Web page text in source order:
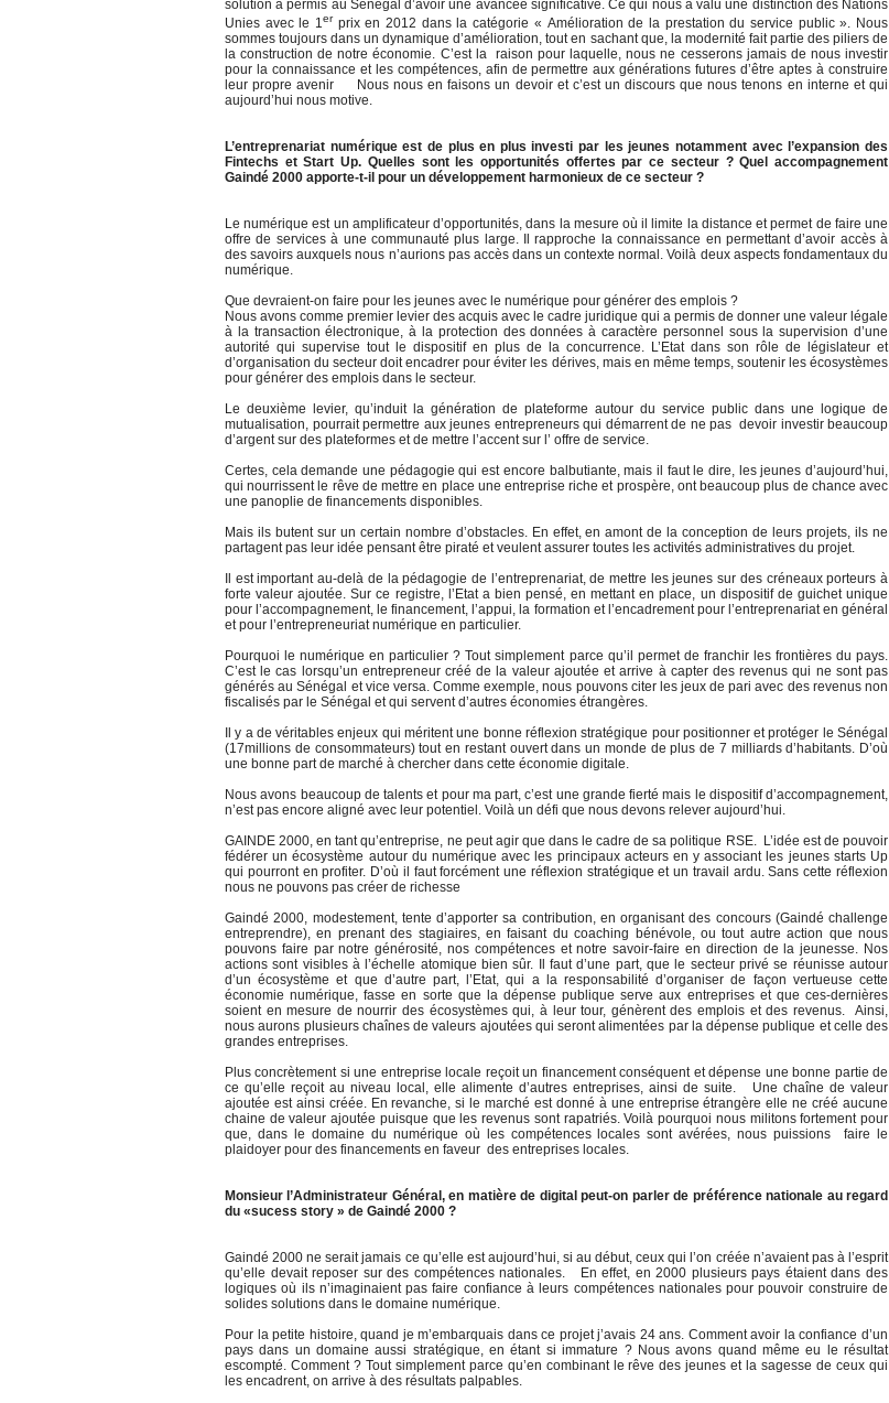
solution a permis au Sénégal d’avoir une avancée significative. Ce qui nous a valu une distinction des Nations
Unies avec le 1erprix en 2012 dans la catégorie « Amélioration de la prestation du service public ». Nous
sommes toujours dans un dynamique d’amélioration, tout en sachant que, la modernité fait partie des piliers de
la construction de notre économie. C’est la raison pour laquelle, nous ne cesserons jamais de nous investir
pour la connaissance et les compétences, afin de permettre aux générations futures d’être aptes à construire
leur propre avenir Nous nous en faisons un devoir et c’est un discours que nous tenons en interne et qui
aujourd’hui nous motive.
L’entreprenariat numérique est de plus en plus investi par les jeunes notamment avec l’expansion des
Fintechs et Start Up. Quelles sont les opportunités offertes par ce secteur ? Quel accompagnement
Gaindé 2000 apporte-t-il pour un développement harmonieux de ce secteur ?
Le numérique est un amplificateur d’opportunités, dans la mesure où il limite la distance et permet de faire une
offre de services à une communauté plus large. Il rapproche la connaissance en permettant d’avoir accès à
des savoirs auxquels nous n’aurions pas accès dans un contexte normal. Voilà deux aspects fondamentaux du
numérique.
Que devraient-on faire pour les jeunes avec le numérique pour générer des emplois ?
Nous avons comme premier levier des acquis avec le cadre juridique qui a permis de donner une valeur légale
à la transaction électronique, à la protection des données à caractère personnel sous la supervision d’une
autorité qui supervise tout le dispositif en plus de la concurrence. L’Etat dans son rôle de législateur et
d’organisation du secteur doit encadrer pour éviter les dérives, mais en même temps, soutenir les écosystèmes
pour générer des emplois dans le secteur.
Le deuxième levier, qu’induit la génération de plateforme autour du service public dans une logique de
mutualisation, pourrait permettre aux jeunes entrepreneurs qui démarrent de ne pas devoir investir beaucoup
d’argent sur des plateformes et de mettre l’accent sur l’ offre de service.
Certes, cela demande une pédagogie qui est encore balbutiante, mais il faut le dire, les jeunes d’aujourd’hui,
qui nourrissent le rêve de mettre en place une entreprise riche et prospère, ont beaucoup plus de chance avec
une panoplie de financements disponibles.
Mais ils butent sur un certain nombre d’obstacles. En effet, en amont de la conception de leurs projets, ils ne
partagent pas leur idée pensant être piraté et veulent assurer toutes les activités administratives du projet.
Il est important au-delà de la pédagogie de l’entreprenariat, de mettre les jeunes sur des créneaux porteurs à
forte valeur ajoutée. Sur ce registre, l’Etat a bien pensé, en mettant en place, un dispositif de guichet unique
pour l’accompagnement, le financement, l’appui, la formation et l’encadrement pour l’entreprenariat en général
et pour l’entrepreneuriat numérique en particulier.
Pourquoi le numérique en particulier ? Tout simplement parce qu’il permet de franchir les frontières du pays.
C’est le cas lorsqu’un entrepreneur créé de la valeur ajoutée et arrive à capter des revenus qui ne sont pas
générés au Sénégal et vice versa. Comme exemple, nous pouvons citer les jeux de pari avec des revenus non
fiscalisés par le Sénégal et qui servent d’autres économies étrangères.
Il y a de véritables enjeux qui méritent une bonne réflexion stratégique pour positionner et protéger le Sénégal
(17millions de consommateurs) tout en restant ouvert dans un monde de plus de 7 milliards d’habitants. D’où
une bonne part de marché à chercher dans cette économie digitale.
Nous avons beaucoup de talents et pour ma part, c’est une grande fierté mais le dispositif d’accompagnement,
n’est pas encore aligné avec leur potentiel. Voilà un défi que nous devons relever aujourd’hui.
GAINDE 2000, en tant qu’entreprise, ne peut agir que dans le cadre de sa politique RSE. L’idée est de pouvoir
fédérer un écosystème autour du numérique avec les principaux acteurs en y associant les jeunes starts Up
qui pourront en profiter. D’où il faut forcément une réflexion stratégique et un travail ardu. Sans cette réflexion
nous ne pouvons pas créer de richesse
Gaindé 2000, modestement, tente d’apporter sa contribution, en organisant des concours (Gaindé challenge
entreprendre), en prenant des stagiaires, en faisant du coaching bénévole, ou tout autre action que nous
pouvons faire par notre générosité, nos compétences et notre savoir-faire en direction de la jeunesse. Nos
actions sont visibles à l’échelle atomique bien sûr. Il faut d’une part, que le secteur privé se réunisse autour
d’un écosystème et que d’autre part, l’Etat, qui a la responsabilité d’organiser de façon vertueuse cette
économie numérique, fasse en sorte que la dépense publique serve aux entreprises et que ces-dernières
soient en mesure de nourrir des écosystèmes qui, à leur tour, génèrent des emplois et des revenus. Ainsi,
nous aurons plusieurs chaînes de valeurs ajoutées qui seront alimentées par la dépense publique et celle des
grandes entreprises.
Plus concrètement si une entreprise locale reçoit un financement conséquent et dépense une bonne partie de
ce qu’elle reçoit au niveau local, elle alimente d’autres entreprises, ainsi de suite. Une chaîne de valeur
ajoutée est ainsi créée. En revanche, si le marché est donné à une entreprise étrangère elle ne créé aucune
chaine de valeur ajoutée puisque que les revenus sont rapatriés. Voilà pourquoi nous militons fortement pour
que, dans le domaine du numérique où les compétences locales sont avérées, nous puissions faire le
plaidoyer pour des financements en faveur des entreprises locales.
Monsieur l’Administrateur Général, en matière de digital peut-on parler de préférence nationale au regard
du «sucess story » de Gaindé 2000 ?
Gaindé 2000 ne serait jamais ce qu’elle est aujourd’hui, si au début, ceux qui l’on créée n’avaient pas à l’esprit
qu’elle devait reposer sur des compétences nationales. En effet, en 2000 plusieurs pays étaient dans des
logiques où ils n’imaginaient pas faire confiance à leurs compétences nationales pour pouvoir construire de
solides solutions dans le domaine numérique.
Pour la petite histoire, quand je m’embarquais dans ce projet j’avais 24 ans. Comment avoir la confiance d’un
pays dans un domaine aussi stratégique, en étant si immature ? Nous avons quand même eu le résultat
escompté. Comment ? Tout simplement parce qu’en combinant le rêve des jeunes et la sagesse de ceux qui
les encadrent, on arrive à des résultats palpables.